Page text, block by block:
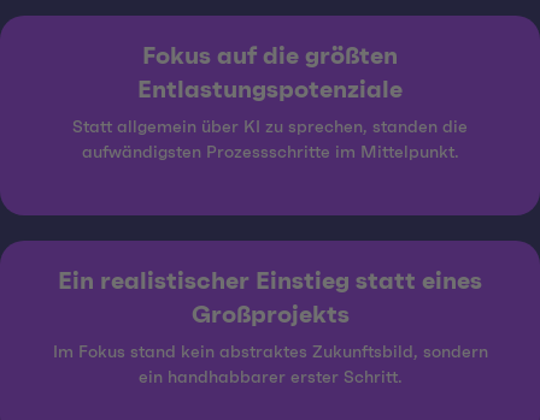
Fokus auf die größten
Entlastungspotenziale
Statt allgemein über KI zu sprechen, standen die
aufwändigsten Prozessschritte im Mittelpunkt.
Ein realistischer Einstieg statt eines
Großprojekts
Im Fokus stand kein abstraktes Zukunftsbild, sondern
ein handhabbarer erster Schritt.